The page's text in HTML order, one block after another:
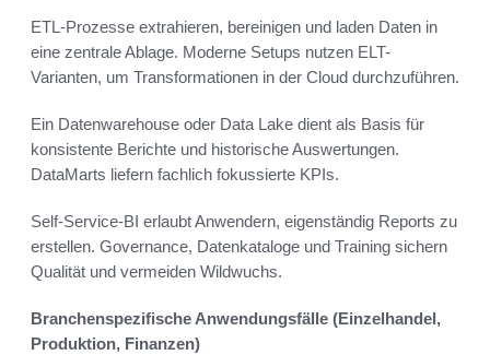
ETL-Prozesse extrahieren, bereinigen und laden Daten in
eine zentrale Ablage. Moderne Setups nutzen ELT-
Varianten, um Transformationen in der Cloud durchzuführen.
Ein Datenwarehouse oder Data Lake dient als Basis für
konsistente Berichte und historische Auswertungen.
DataMarts liefern fachlich fokussierte KPIs.
Self-Service-BI erlaubt Anwendern, eigenständig Reports zu
erstellen. Governance, Datenkataloge und Training sichern
Qualität und vermeiden Wildwuchs.
Branchenspezifische Anwendungsfälle (Einzelhandel,
Produktion, Finanzen)